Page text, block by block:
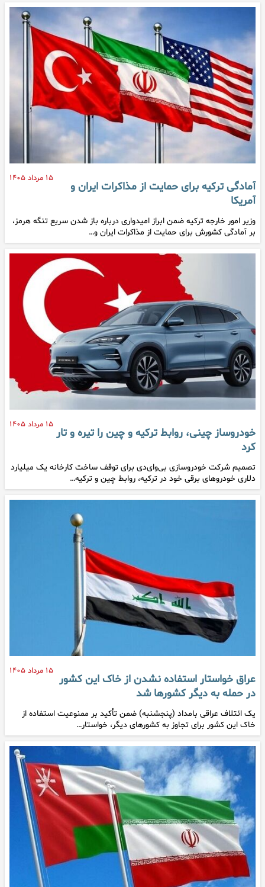
۱۵ مرداد ۱۴۰۵
آمادگی ترکیه برای حمایت از مذاکرات ایران و
آمریکا
وزیر امور خارجه ترکیه ضمن ابراز امیدواری درباره باز شدن سریع تنگه هرمز،
بر آمادگی کشورش برای حمایت از مذاکرات ایران و…
۱۵ مرداد ۱۴۰۵
خودروساز چینی، روابط ترکیه و چین را تیره و تار
کرد
تصمیم شرکت خودروسازی بی‌وای‌دی برای توقف ساخت کارخانه یک میلیارد
دلاری خودروهای برقی خود در ترکیه، روابط چین و ترکیه…
۱۵ مرداد ۱۴۰۵
عراق خواستار استفاده نشدن از خاک این کشور
در حمله به دیگر کشورها شد
یک ائتلاف عراقی بامداد (پنجشنبه) ضمن تأکید بر ممنوعیت استفاده از
خاک این کشور برای تجاوز به کشورهای دیگر، خواستار…